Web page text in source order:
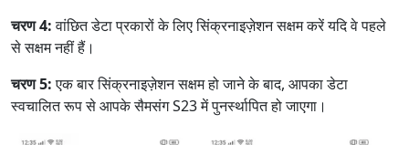
चरण 4:वांछित डेटा प्रकारों के लिए सिंक्रनाइज़ेशन सक्षम करें यदि वे पहले
से सक्षम नहीं हैं।
चरण 5:एक बार सिंक्रनाइज़ेशन सक्षम हो जाने के बाद, आपका डेटा
स्वचालित रूप से आपके सैमसंग S23 में पुनर्स्थापित हो जाएगा।